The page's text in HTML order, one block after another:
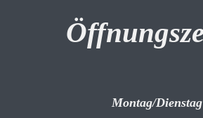
Montag/Dienstag